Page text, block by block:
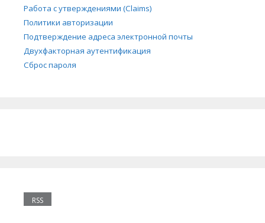
Работа с утверждениями (Claims)
Политики авторизации
Подтверждение адреса электронной почты
Двухфакторная аутентификация
Сброс пароля
RSS